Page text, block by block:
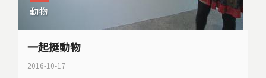
動物
一起挺動物
2016-10-17